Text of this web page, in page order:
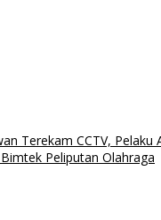
Terekam CCTV, Pelaku
Peliputan Olahraga